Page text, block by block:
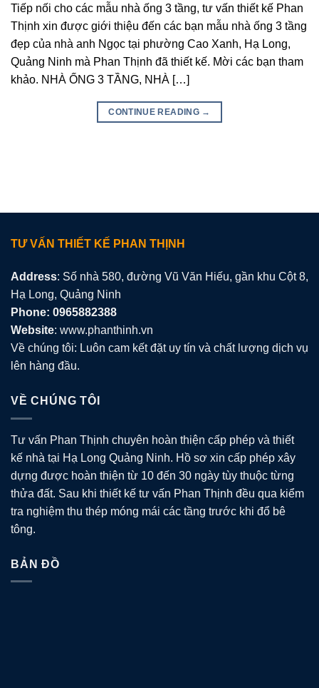
Tiếp nối cho các mẫu nhà ống 3 tầng, tư vấn thiết kế Phan
Thịnh xin được giới thiệu đến các bạn mẫu nhà ống 3 tầng
đẹp của nhà anh Ngọc tại phường Cao Xanh, Hạ Long,
Quảng Ninh mà Phan Thịnh đã thiết kế. Mời các bạn tham
khảo. NHÀ ỐNG 3 TẦNG, NHÀ […]
CONTINUE READING →
TƯ VẤN THIẾT KẾ PHAN THỊNH
Address: Số nhà 580, đường Vũ Văn Hiếu, gần khu Cột 8,
Hạ Long, Quảng Ninh
Phone: 0965882388
Website: www.phanthinh.vn
Về chúng tôi: Luôn cam kết đặt uy tín và chất lượng dịch vụ
lên hàng đầu.
VỀ CHÚNG TÔI
Tư vấn Phan Thịnh chuyên hoàn thiện cấp phép và thiết
kế nhà tại Hạ Long Quảng Ninh. Hồ sơ xin cấp phép xây
dựng được hoàn thiện từ 10 đến 30 ngày tùy thuộc từng
thửa đất. Sau khi thiết kế tư vấn Phan Thịnh đều qua kiểm
tra nghiệm thu thép móng mái các tầng trước khi đổ bê
tông.
BẢN ĐỒ